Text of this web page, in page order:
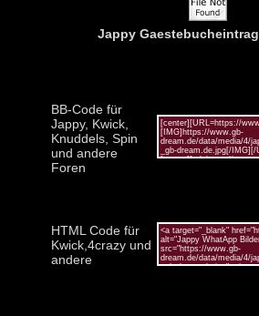
Jappy Gaestebucheintrag
BB-Code für
Jappy, Kwick,
Knuddels, Spin
und andere
Foren
HTML Code für
Kwick,4crazy und
andere